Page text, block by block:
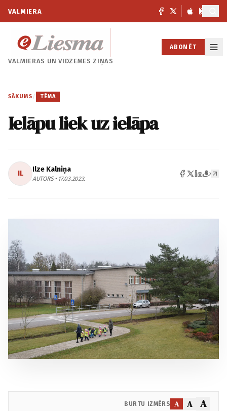
VALMIERA
VALMIERAS UNVIDZEMES ZIŅAS
ABONĒT
SĀKUMS / TĒMA
Ielāpu liek uz ielāpa
IL Ilze Kalniņa
AUTORS • 17.03.2023.
BURTU IZMĒRS A A A